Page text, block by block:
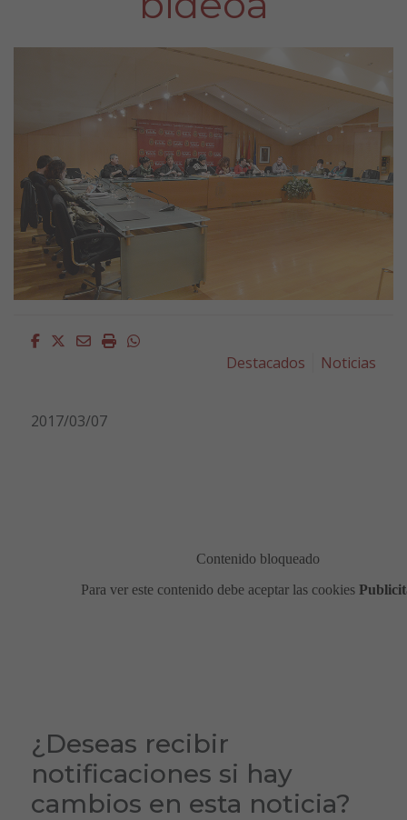
Facebook
Twitter
EmailImprimirWhatsapp
Destacados
Noticias
2017/03/07
¿Deseas recibir
notificaciones si hay
cambios en esta noticia?